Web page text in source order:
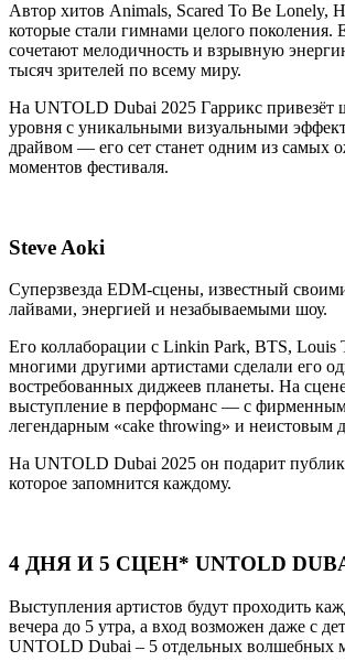
Автор хитов Animals, Scared To Be Lonely,
которые стали гимнами целого поколения.
сочетают мелодичность и взрывную
тысяч зрителей по всему миру.
На UNTOLD Dubai 2025 Гаррикс привезёт
уровня с уникальными визуальными
драйвом — его сет станет одним из самых
моментов фестиваля.
Steve Aoki
Суперзвезда EDM-сцены, известный
лайвами, энергией и незабываемыми шоу.
Его коллаборации с Linkin Park, BTS, Louis
многими другими артистами сделали его
востребованных диджеев планеты. На
выступление в перформанс — с
легендарным «cake throwing» и неистовым
На UNTOLD Dubai 2025 он подарит
которое запомнится каждому.
4 ДНЯ И 5 СЦЕН* UNTOLD
Выступления артистов будут проходить
вечера до 5 утра, а вход возможен даже с
UNTOLD Dubai – 5 отдельных волшебных